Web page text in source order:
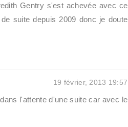
Gentry s'est achevée avec ce
suite depuis 2009 donc je doute
19 février, 2013 19:57
l'attente d'une suite car avec le